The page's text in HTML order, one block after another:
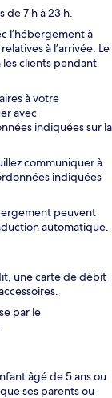
de 7 h à 23 h.
l’hébergement à
à l’arrivée. Le
clients pendant
à votre
avec
indiquées sur la
communiquer à
indiquées
peuvent
automatique.
une carte de débit
par le
âgé de 5 ans ou
ses parents ou